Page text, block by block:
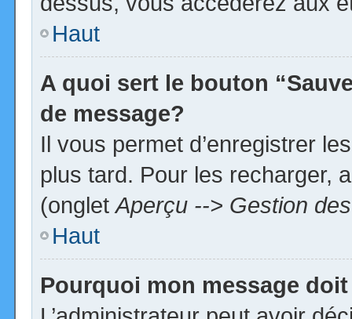
Haut
A quoi sert le bouton
de message?
Il vous permet d’enregistrer
plus tard. Pour les recharger,
(ongletAperçu --> Gestion
Haut
Pourquoi mon message